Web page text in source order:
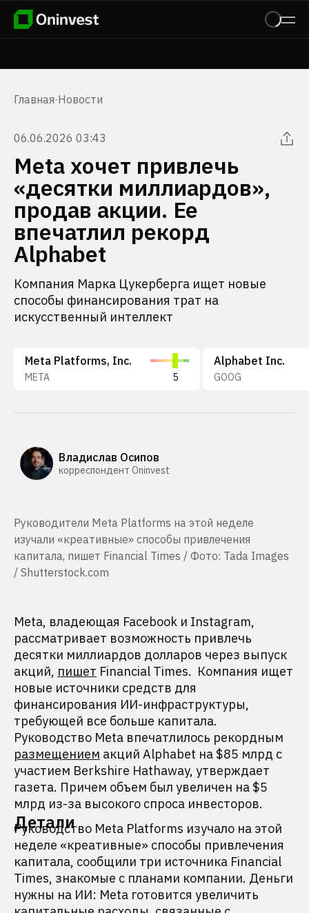
Главная·Новости
06.06.2026 03:43
Meta хочет привлечь
«десятки миллиардов»,
продав акции. Ее
впечатлил рекорд
Alphabet
Компания Марка Цукерберга ищет новые
способы финансирования трат на
искусственный интеллект
Meta Platforms, Inc.
META 5
Alphabet Inc.
GOOG
Владислав Осипов
корреспондент Oninvest
Руководители Meta Platforms на этой неделе
изучали «креативные» способы привлечения
капитала, пишет Financial Times / Фото: Tada Images
/ Shutterstock.com
Meta, владеющая Facebook и Instagram,
рассматривает возможность привлечь
десятки миллиардов долларов через выпуск
акций, пишет Financial Times. Компания ищет
новые источники средств для
финансирования ИИ-инфраструктуры,
требующей все больше капитала.
Руководство Meta впечатлилось рекордным
размещением акций Alphabet на $85 млрд с
участием Berkshire Hathaway, утверждает
газета. Причем объем был увеличен на $5
млрд из-за высокого спроса инвесторов.
Детали
Руководство Meta Platforms изучало на этой
неделе «креативные» способы привлечения
капитала, сообщили три источника Financial
Times, знакомые с планами компании. Деньги
нужны на ИИ: Meta готовится увеличить